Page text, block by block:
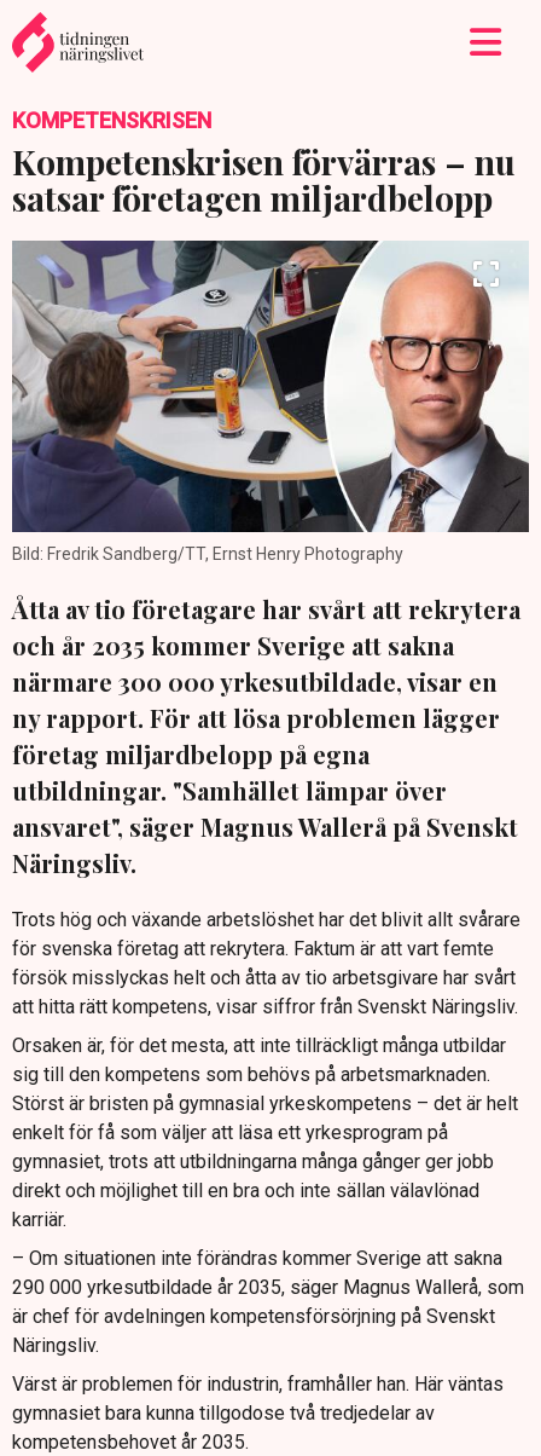
KOMPETENSKRISEN
Kompetenskrisen förvärras – nu
satsar företagen miljardbelopp
Bild: Fredrik Sandberg/TT, Ernst Henry Photography
Åtta av tio företagare har svårt att rekrytera
och år 2035 kommer Sverige att sakna
närmare 300 000 yrkesutbildade, visar en
ny rapport. För att lösa problemen lägger
företag miljardbelopp på egna
utbildningar. "Samhället lämpar över
ansvaret", säger Magnus Wallerå på Svenskt
Näringsliv.
Trots hög och växande arbetslöshet har det blivit allt svårare
för svenska företag att rekrytera. Faktum är att vart femte
försök misslyckas helt och åtta av tio arbetsgivare har svårt
att hitta rätt kompetens, visar siffror från Svenskt Näringsliv.
Orsaken är, för det mesta, att inte tillräckligt många utbildar
sig till den kompetens som behövs på arbetsmarknaden.
Störst är bristen på gymnasial yrkeskompetens – det är helt
enkelt för få som väljer att läsa ett yrkesprogram på
gymnasiet, trots att utbildningarna många gånger ger jobb
direkt och möjlighet till en bra och inte sällan välavlönad
karriär.
– Om situationen inte förändras kommer Sverige att sakna
290 000 yrkesutbildade år 2035, säger Magnus Wallerå, som
är chef för avdelningen kompetensförsörjning på Svenskt
Näringsliv.
Värst är problemen för industrin, framhåller han. Här väntas
gymnasiet bara kunna tillgodose två tredjedelar av
kompetensbehovet år 2035.